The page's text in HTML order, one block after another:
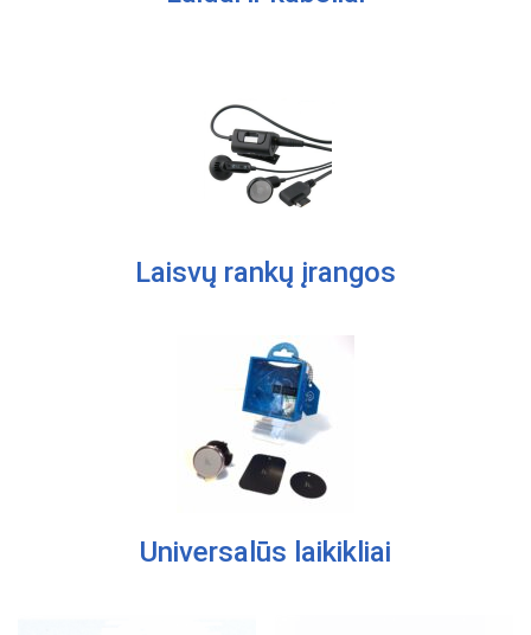
Laisvų rankų įrangos
Universalūs laikikliai